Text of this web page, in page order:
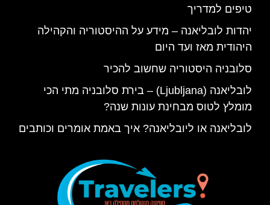
טיפים למדריך
יהדות לובליאנה – מידע על ההיסטוריה והקהילה
היהודית מאז ועד היום
סלובניה היסטוריה שחשוב להכיר
לובליאנה (Ljubljana) – בירת סלובניה מתי הכי
מומלץ לטוס מבחינת עונות שנה?
לובליאנה או ליובליאנה? איך באמת אומרים וכותבים